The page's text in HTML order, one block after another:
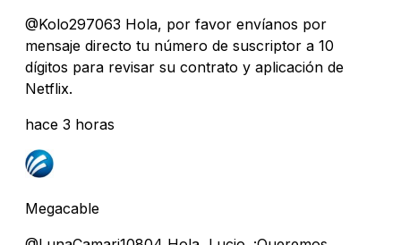
@Kolo297063 Hola, por favor envíanos por
mensaje directo tu número de suscriptor a 10
dígitos para revisar su contrato y aplicación de
Netflix.
hace 3 horas
Megacable